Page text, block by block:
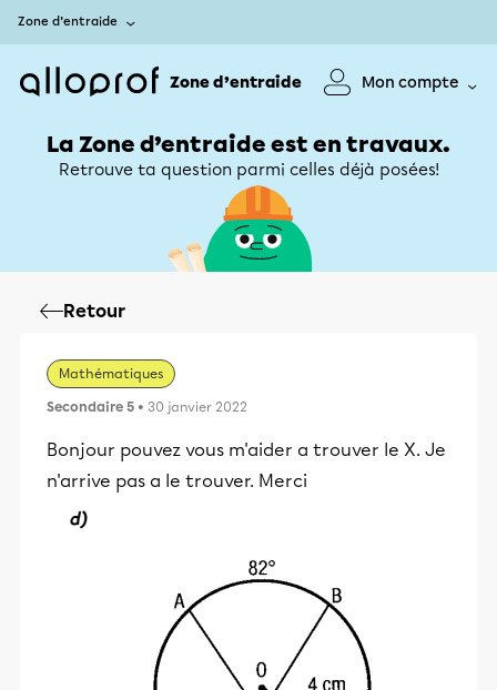
Zone d’entraide
Zone d’entraide Mon compte
La Zone d’entraide est en travaux.
Retrouve ta question parmi celles déjà posées!
Retour
Mathématiques
Secondaire 5 • 30 janvier 2022
Bonjour pouvez vous m'aider a trouver le X. Je
n'arrive pas a le trouver. Merci